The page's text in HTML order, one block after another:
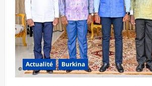
Actualité Burkina